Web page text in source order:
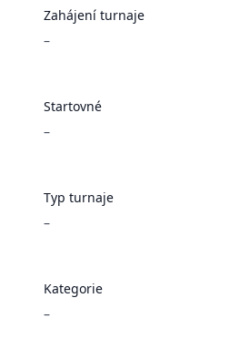
Zahájení turnaje
–
Startovné
–
Typ turnaje
–
Kategorie
–